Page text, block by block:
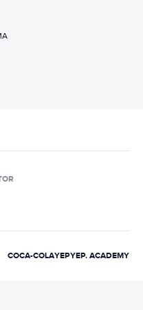
COCA-COLAYEPYEP. ACADEMY